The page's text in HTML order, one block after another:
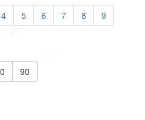
4 5 6 7 8
9
90